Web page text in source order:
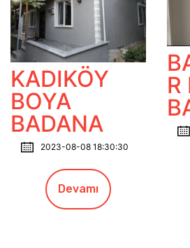
KADIKÖY
BOYA
BADANA
2023-08-08 18:30:30
Devamı
R